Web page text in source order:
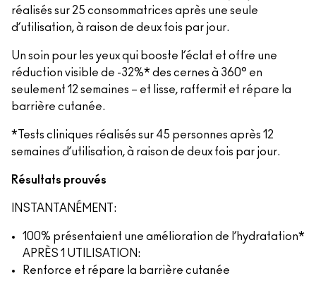
réalisés sur 25 consommatrices après une seule
d’utilisation, à raison de deux fois par jour.
Un soin pour les yeux qui booste l’éclat et offre une
réduction visible de -32%* des cernes à 360° en
seulement 12 semaines – et lisse, raffermit et répare la
barrière cutanée.
*Tests cliniques réalisés sur 45 personnes après 12
semaines d’utilisation, à raison de deux fois par jour.
Résultats prouvés
INSTANTANÉMENT:
100% présentaient une amélioration de l’hydratation*
APRÈS 1 UTILISATION:
Renforce et répare la barrière cutanée